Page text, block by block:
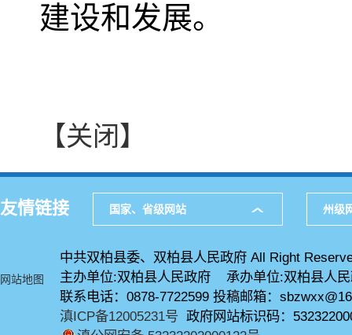
建设和发展。
【关闭】
友情链接 国家、省级网站 州级
网站地图
中共双柏县委、双柏县人民政府 All Right
主办单位:双柏县人民政府 承办单位:双柏县人
联系电话：0878-7722599 投稿邮箱：
滇ICP备12005231号 政府网站标识码：